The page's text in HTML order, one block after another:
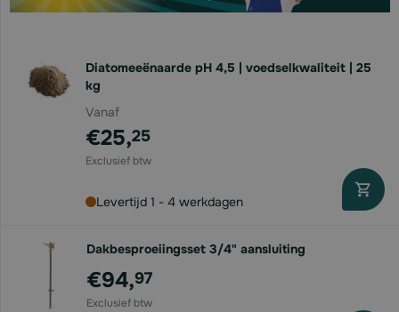
Diatomeeënaarde pH 4,5 | voedselkwaliteit | 25
kg
Vanaf
€25,25
Levertijd 1 - 4 werkdagen
Dakbesproeiingsset 3/4" aansluiting
Voor
€94,97